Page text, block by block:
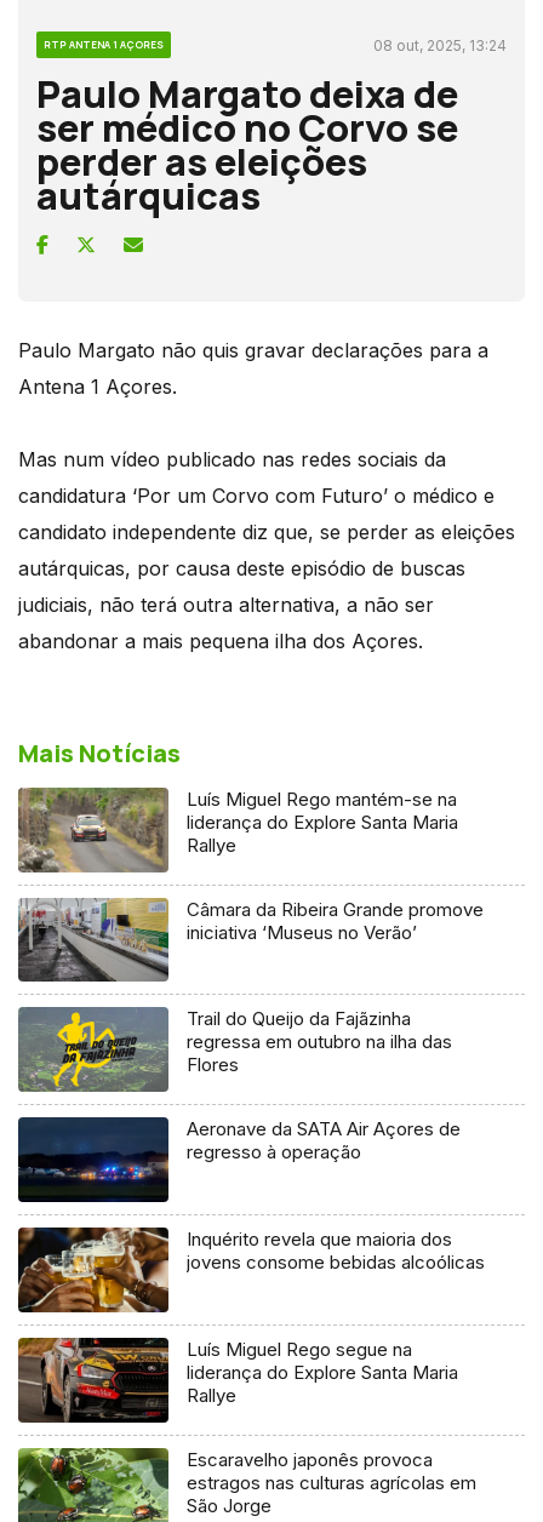
RTP ANTENA 1 AÇORES 08 out, 2025, 13:24
Paulo Margato deixa de
ser médico no Corvo se
perder as eleições
autárquicas
Paulo Margato não quis gravar declarações para a
Antena 1 Açores.
Mas num vídeo publicado nas redes sociais da
candidatura ‘Por um Corvo com Futuro’ o médico e
candidato independente diz que, se perder as eleições
autárquicas, por causa deste episódio de buscas
judiciais, não terá outra alternativa, a não ser
abandonar a mais pequena ilha dos Açores.
Mais Notícias
Luís Miguel Rego mantém-se na
liderança do Explore Santa Maria
Rallye
Câmara da Ribeira Grande promove
iniciativa ‘Museus no Verão’
Trail do Queijo da Fajãzinha
regressa em outubro na ilha das
Flores
Aeronave da SATA Air Açores de
regresso à operação
Inquérito revela que maioria dos
jovens consome bebidas alcoólicas
Luís Miguel Rego segue na
liderança do Explore Santa Maria
Rallye
Escaravelho japonês provoca
estragos nas culturas agrícolas em
São Jorge